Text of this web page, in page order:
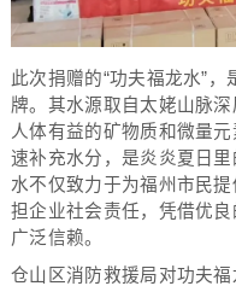
此次捐赠的“功夫福龙水”
牌。其水源取自太姥山脉
人体有益的矿物质和微量
速补充水分，是炎炎夏日
水不仅致力于为福州市民
担企业社会责任，凭借优
广泛信赖。
仓山区消防救援局对功夫